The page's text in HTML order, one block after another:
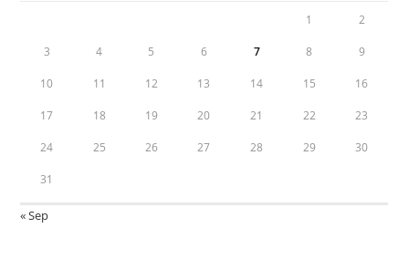
1 2
3 4 5 6 7 8 9
10 11 12 13 14 15 16
17 18 19 20 21 22 23
24 25 26 27 28 29 30
31
« Sep